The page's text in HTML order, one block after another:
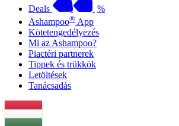
Deals
%
Ashampoo® App
Kötetengedélyezés
Mi az Ashampoo?
Piactéri partnerek
Tippek és trükkök
Letöltések
Tanácsadás